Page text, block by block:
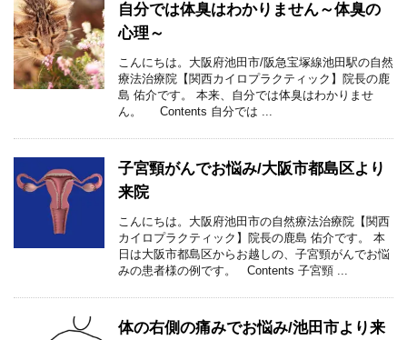
自分では体臭はわかりません～体臭の
心理～
こんにちは。大阪府池田市/阪急宝塚線池田駅の自然
療法治療院【関西カイロプラクティック】院長の鹿
島 佑介です。 本来、自分では体臭はわかりませ
ん。 Contents 自分では ...
子宮頸がんでお悩み/大阪市都島区より
来院
こんにちは。大阪府池田市の自然療法治療院【関西
カイロプラクティック】院長の鹿島 佑介です。 本
日は大阪市都島区からお越しの、子宮頸がんでお悩
みの患者様の例です。 Contents 子宮頸 ...
体の右側の痛みでお悩み/池田市より来